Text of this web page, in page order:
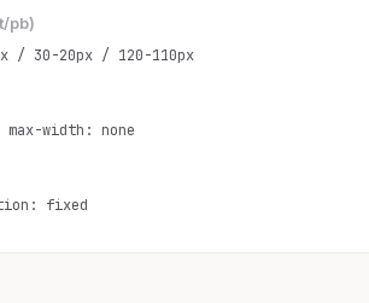
pb)
/ 30-20px / 120-110px
width: none
fixed